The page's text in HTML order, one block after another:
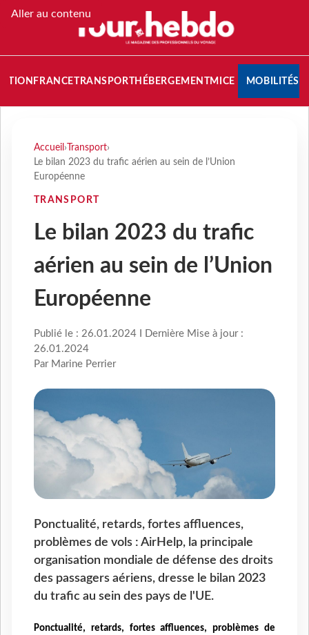
Aller au contenu
FRANCETRANSPORT HÉBERGEMENTMICE MOBILITÉS
Accueil › Transport›
Le bilan 2023 du trafic aérien au sein de l’Union
Européenne
TRANSPORT
Le bilan 2023 du trafic
aérien au sein de l’Union
Européenne
Publié le : 26.01.2024 I Dernière Mise à jour :
26.01.2024
Par Marine Perrier
Ponctualité, retards, fortes affluences,
problèmes de vols : AirHelp, la principale
organisation mondiale de défense des droits
des passagers aériens, dresse le bilan 2023
du trafic au sein des pays de l'UE.
Ponctualité, retards, fortes affluences, problèmes de